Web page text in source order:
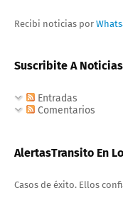
Recibi noticias por
Suscribite A
Entradas
Comentarios
AlertasTransito En
Casos de éxito. Ellos